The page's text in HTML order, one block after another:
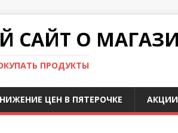
О
ПРОДУКТЫ
ЦЕН В ПЯТЕРОЧКЕ